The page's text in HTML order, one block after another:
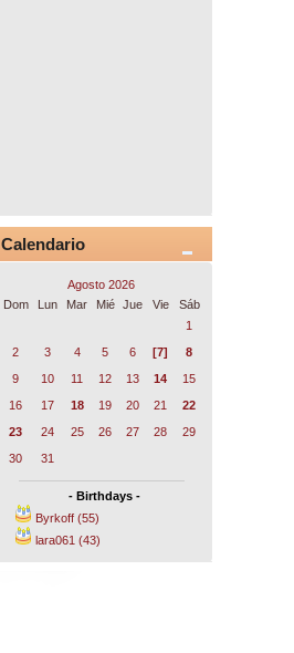
Calendario
Agosto 2026
Dom
Lun Mar Mié Jue Vie
Sáb
1
2
3 4 5 6 [7]
8
9
10 11 12 13 14
15
16
17 18 19 20 21
22
23
24 25 26 27 28
29
30
31
- Birthdays -
Byrkoff (55)
lara061 (43)